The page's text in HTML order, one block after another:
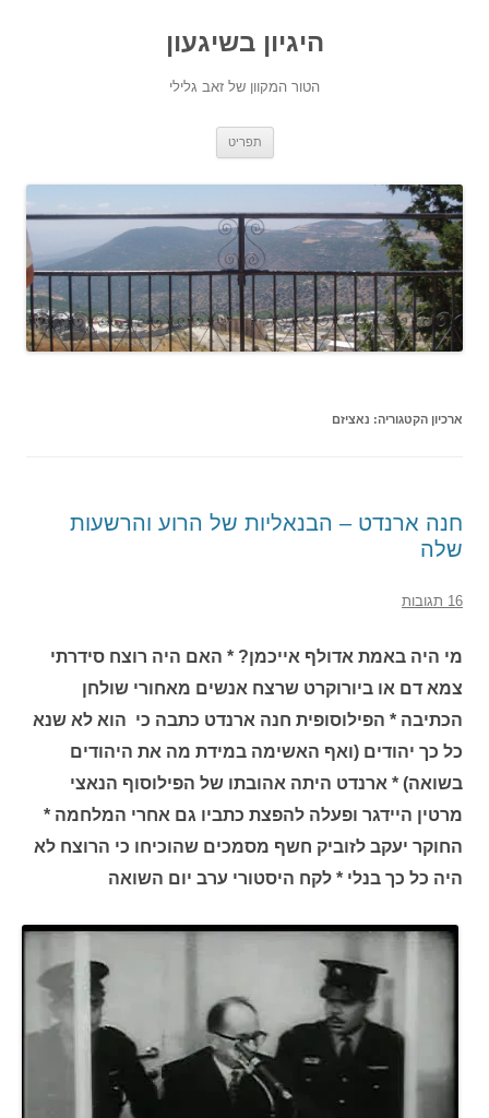
היגיון בשיגעון
הטור המקוון של זאב גלילי
תפריט
ארכיון הקטגוריה: נאציזם
חנה ארנדט – הבנאליות של הרוע והרשעות
שלה
16 תגובות
מי היה באמת אדולף אייכמן? * האם היה רוצח סידרתי
צמא דם או ביורוקרט שרצח אנשים מאחורי שולחן
הכתיבה * הפילוסופית חנה ארנדט כתבה כי הוא לא שנא
כל כך יהודים (ואף האשימה במידת מה את היהודים
בשואה) * ארנדט היתה אהובתו של הפילוסוף הנאצי
מרטין היידגר ופעלה להפצת כתביו גם אחרי המלחמה *
החוקר יעקב לזוביק חשף מסמכים שהוכיחו כי הרוצח לא
היה כל כך בנלי * לקח היסטורי ערב יום השואה